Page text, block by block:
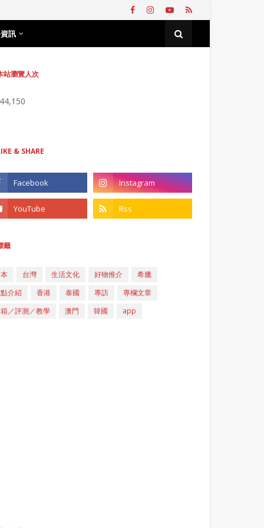
訊
站瀏覽人次
& SHARE
籤
台灣 生活文化 好物推介
希臘
介紹
香港 泰國 專訪
專欄文章
／評測／教學
澳門 韓國 app